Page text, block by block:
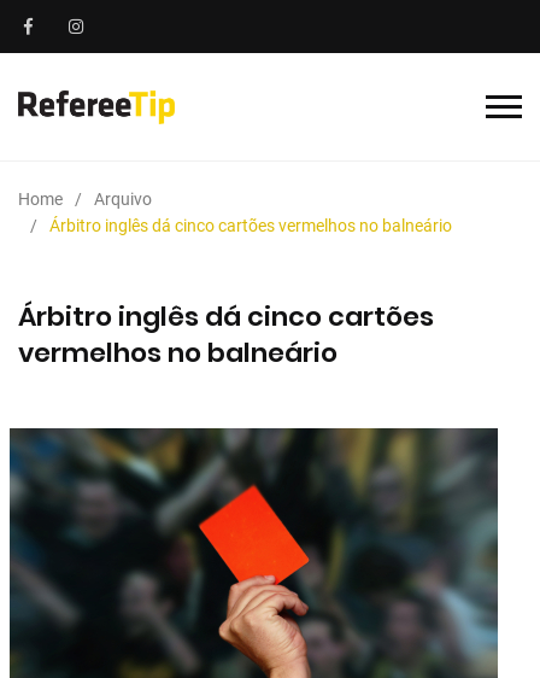
Home
Arquivo
Árbitro inglês dá cinco cartões vermelhos no balneário
Árbitro inglês dá cinco cartões
vermelhos no balneário